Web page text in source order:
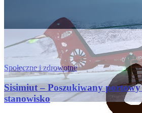
Społeczne i zdrowotne
Sisimiut – Poszukiwany
stanowisko